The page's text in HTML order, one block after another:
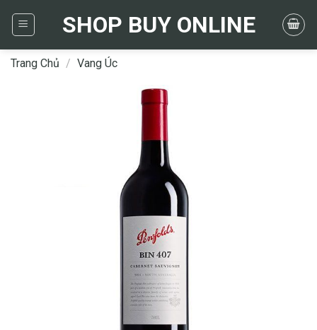
SHOP BUY ONLINE
Trang Chủ / Vang Úc